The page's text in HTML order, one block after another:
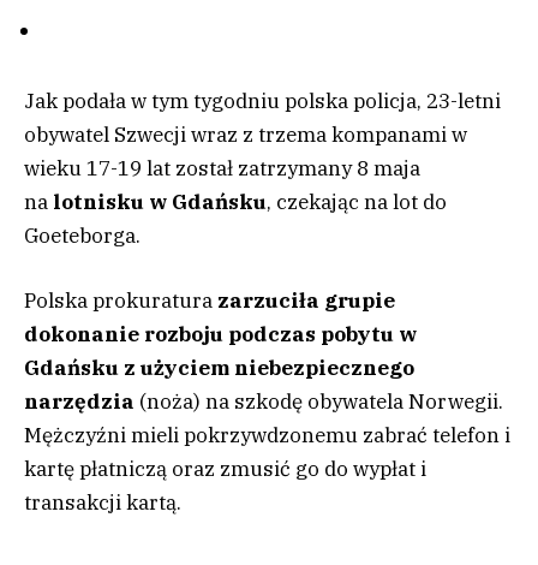
Jak podała w tym tygodniu polska policja, 23-letni
obywatel Szwecji wraz z trzema kompanami w
wieku 17-19 lat został zatrzymany 8 maja
na lotnisku w Gdańsku, czekając na lot do
Goeteborga.
Polska prokuratura zarzuciła grupie
dokonanie rozboju podczas pobytu w
Gdańsku z użyciem niebezpiecznego
narzędzia (noża) na szkodę obywatela Norwegii.
Mężczyźni mieli pokrzywdzonemu zabrać telefon i
kartę płatniczą oraz zmusić go do wypłat i
transakcji kartą.